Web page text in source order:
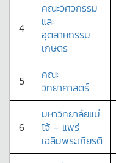
4
คณะวิศวกรรม
และ
อุตสาหกรรม
เกษตร
5
คณะ
วิทยาศาสตร์
6
มหาวิทยาลัยแม่
โจ้ - แพร่
เฉลิมพระเกียรติ